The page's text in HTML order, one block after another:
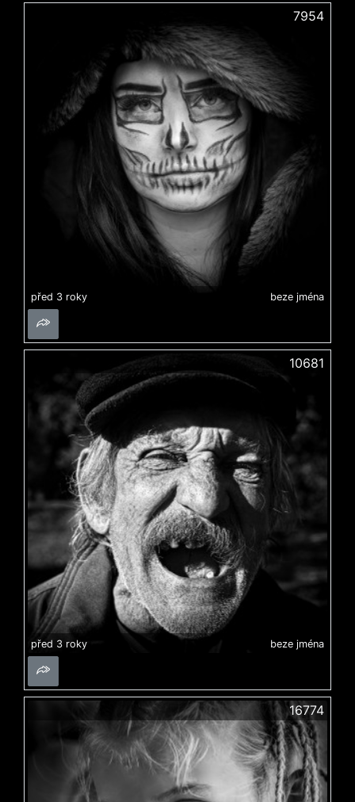
7954
před 3 roky beze jména
10681
před 3 roky beze jména
16774